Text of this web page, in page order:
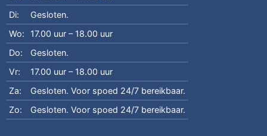
Di:
Gesloten.
Wo:
17.00 uur – 18.00 uur
Do:
Gesloten.
Vr:
17.00 uur – 18.00 uur
Za:
Gesloten. Voor spoed 24/7 bereikbaar.
Zo:
Gesloten. Voor spoed 24/7 bereikbaar.